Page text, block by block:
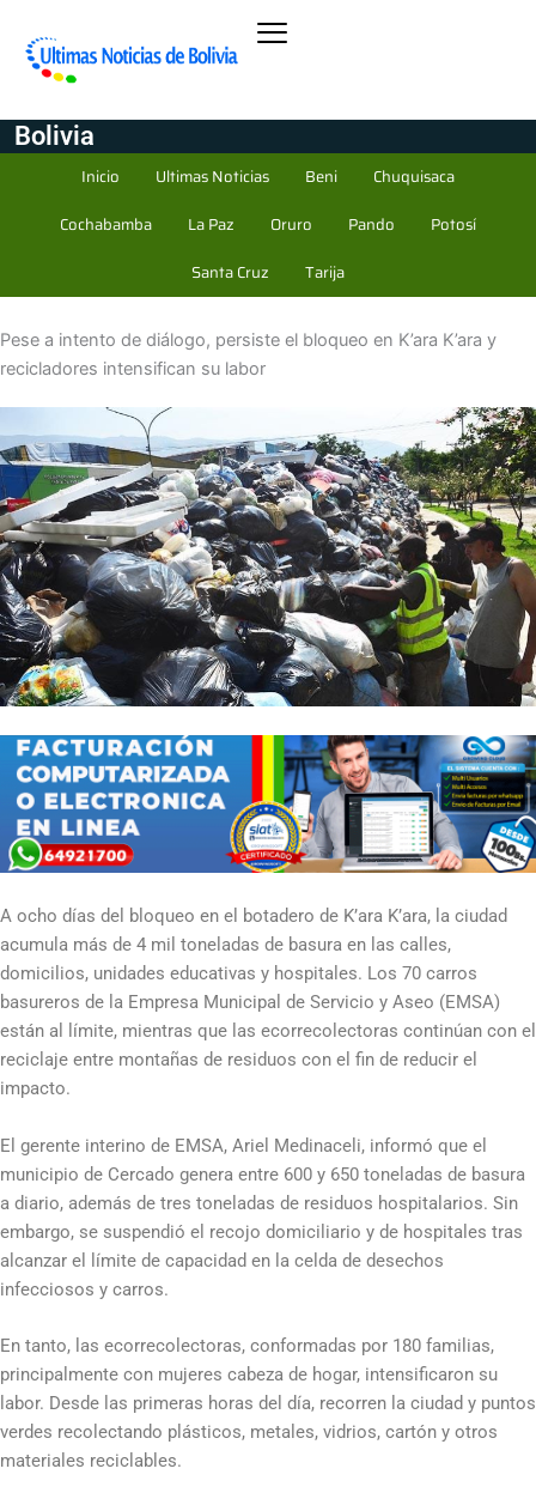
Bolivia
Inicio Ultimas Noticias Beni
Chuquisaca
Cochabamba
La Paz Oruro Pando
Potosí
Santa Cruz
Tarija
Pese a intento de diálogo, persiste el bloqueo en K’ara K’ara y
recicladores intensifican su labor
A ocho días del bloqueo en el botadero de K’ara K’ara, la ciudad
acumula más de 4 mil toneladas de basura en las calles,
domicilios, unidades educativas y hospitales. Los 70 carros
basureros de la Empresa Municipal de Servicio y Aseo (EMSA)
están al límite, mientras que las ecorrecolectoras continúan con el
reciclaje entre montañas de residuos con el fin de reducir el
impacto.
El gerente interino de EMSA, Ariel Medinaceli, informó que el
municipio de Cercado genera entre 600 y 650 toneladas de basura
a diario, además de tres toneladas de residuos hospitalarios. Sin
embargo, se suspendió el recojo domiciliario y de hospitales tras
alcanzar el límite de capacidad en la celda de desechos
infecciosos y carros.
En tanto, las ecorrecolectoras, conformadas por 180 familias,
principalmente con mujeres cabeza de hogar, intensificaron su
labor. Desde las primeras horas del día, recorren la ciudad y puntos
verdes recolectando plásticos, metales, vidrios, cartón y otros
materiales reciclables.